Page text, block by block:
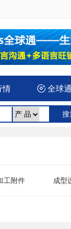
情  全球通
工附件 成型